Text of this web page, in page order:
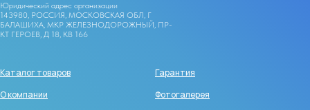
Юридический адрес организации
143980, РОССИЯ, МОСКОВСКАЯ ОБЛ, Г
БАЛАШИХА, МКР ЖЕЛЕЗНОДОРОЖНЫЙ, ПР-
КТ ГЕРОЕВ, Д 18, КВ 166
Каталог товаров
О компании
Гарантия
Фотогалерея